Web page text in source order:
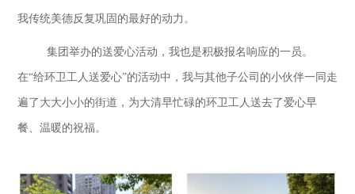
我传统美德反复巩固的最好的动力。
集团举办的送爱心活动，我也是积极报名响应的一员。
在“给环卫工人送爱心”的活动中，我与其他子公司的小伙伴一同走
遍了大大小小的街道，为大清早忙碌的环卫工人送去了爱心早
餐、温暖的祝福。